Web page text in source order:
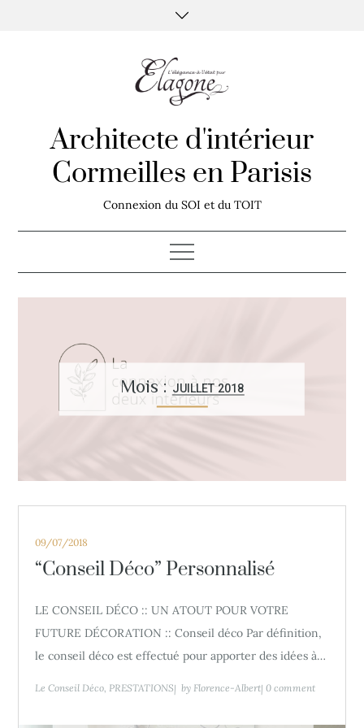
Architecte d'intérieur
Cormeilles en Parisis
Connexion du SOI et du TOIT
Mois : JUILLET 2018
Posted
on
09/07/2018
“Conseil Déco” Personnalisé
LE CONSEIL DÉCO :: UN ATOUT POUR VOTRE
FUTURE DÉCORATION :: Conseil déco Par définition,
le conseil déco est effectué pour apporter des idées à…
Le Conseil Déco PRESTATIONS by Florence-Albert 0 comment